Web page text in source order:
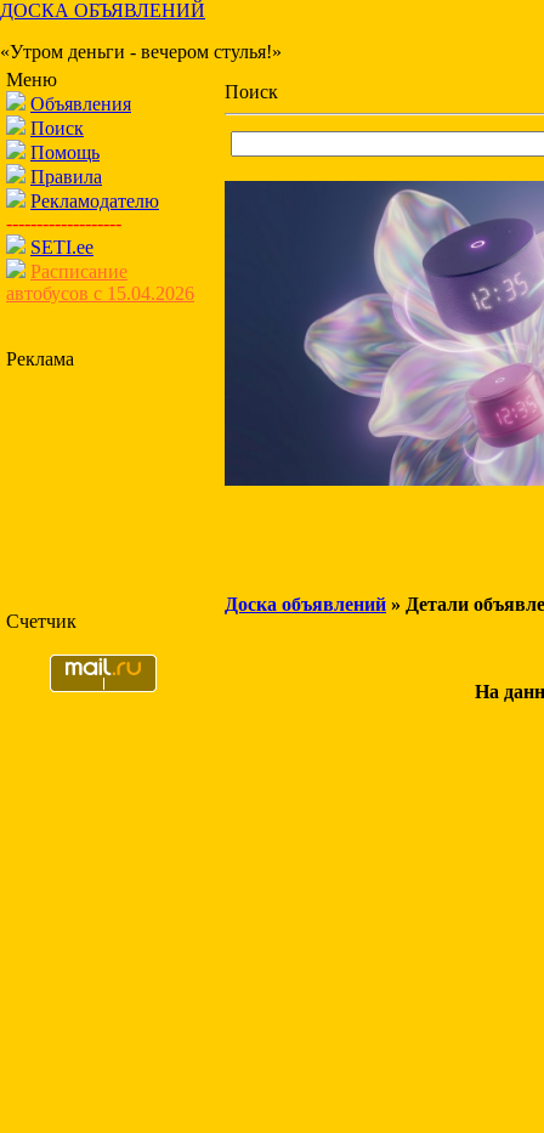
ДОСКА ОБЪЯВЛЕНИЙ
«Утром деньги - вечером стулья!»
Меню
Объявления
Поиск
Помощь
Правила
Рекламодателю
-------------------
SETI.ee
Расписание
автобусов с 15.04.2026
Реклама
Счетчик
Поиск
Доска объявлений » Детали
На